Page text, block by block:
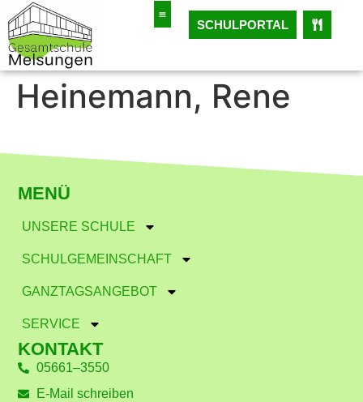
SCHULPORTAL
Heinemann, Rene
MENÜ
UNSERE SCHULE
SCHULGEMEINSCHAFT
GANZTAGSANGEBOT
SERVICE
KONTAKT
05661–3550
E-Mail schreiben